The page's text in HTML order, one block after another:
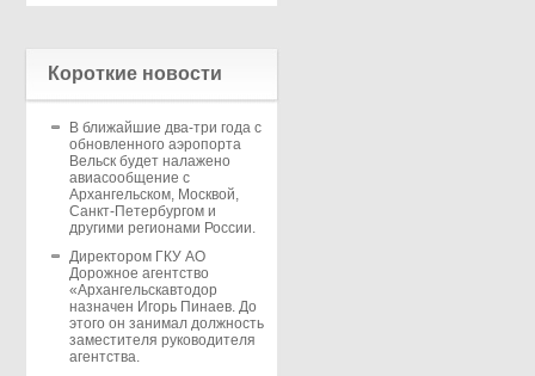
Короткие новости
В ближайшие два-три года с
обновленного аэропорта
Вельск будет налажено
авиасообщение с
Архангельском, Москвой,
Санкт-Петербургом и
другими регионами России.
Директором ГКУ АО
Дорожное агентство
«Архангельскавтодор
назначен Игорь Пинаев. До
этого он занимал должность
заместителя руководителя
агентства.